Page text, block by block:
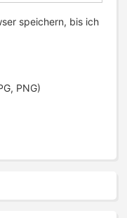
speichern, bis ich
PNG)